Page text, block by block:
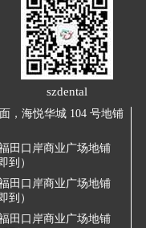
szdental
，海悦华城 104 号地铺
田口岸商业广场地铺
到）
田口岸商业广场地铺
到）
田口岸商业广场地铺